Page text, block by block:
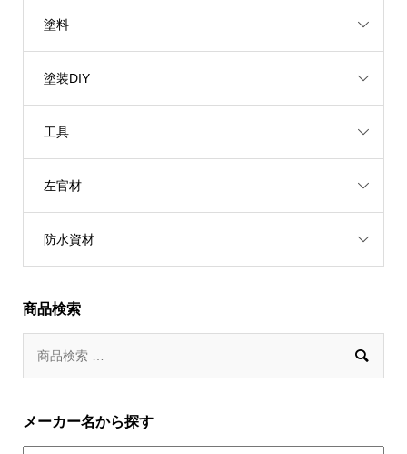
塗料
塗装DIY
工具
左官材
防水資材
商品検索

メーカー名から探す